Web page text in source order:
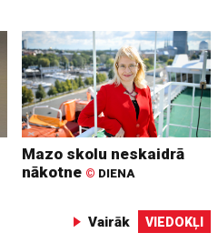
Mazo skolu neskaidrā
nākotne © DIENA
Vairāk VIEDOKĻI